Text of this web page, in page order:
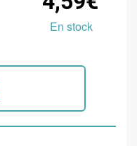
En stock